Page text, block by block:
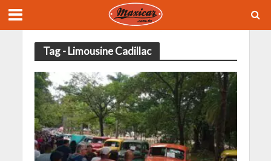
Tag - Limousine Cadillac